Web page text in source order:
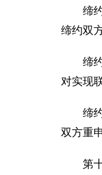
缔
缔约双
缔
对实现
缔
双方重
第